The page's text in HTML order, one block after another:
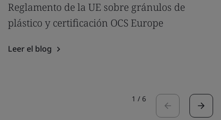
Reglamento de la UE sobre gránulos de
plástico y certificación OCS Europe
Leer el blog
1 / 6